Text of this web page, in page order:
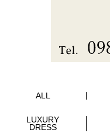
ALL
LUXURY
DRESS